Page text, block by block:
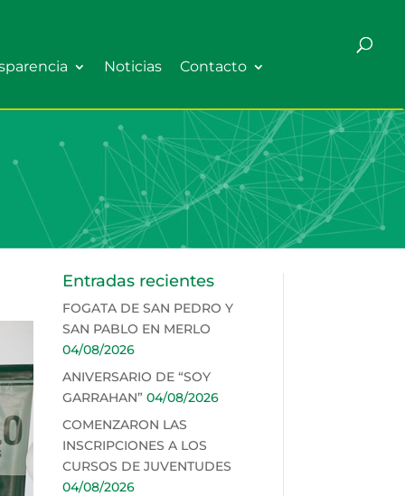
Noticias Contacto
Entradas recientes
FOGATA DE SAN PEDRO Y
SAN PABLO EN MERLO
04/08/2026
ANIVERSARIO DE “SOY
GARRAHAN” 04/08/2026
COMENZARON LAS
INSCRIPCIONES A LOS
CURSOS DE JUVENTUDES
04/08/2026